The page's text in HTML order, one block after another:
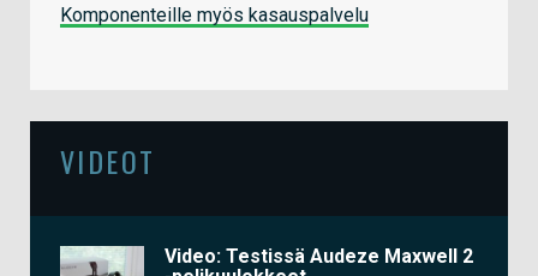
Komponenteille myös kasauspalvelu
VIDEOT
Video: Testissä Audeze Maxwell 2